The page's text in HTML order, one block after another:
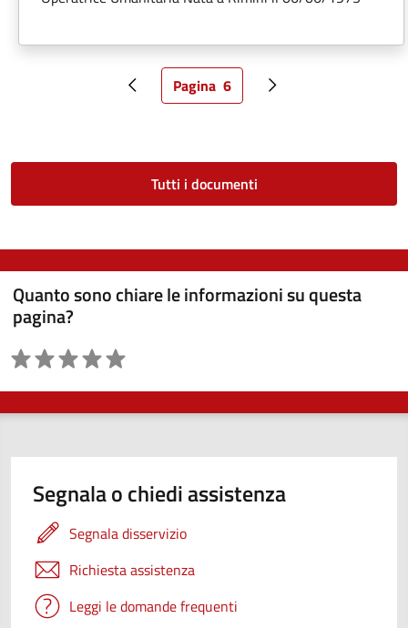
Pagina precedente
Pagina attuale
Pagina 6 Pagina successiva
Tutti i documenti
Quanto sono chiare le informazioni su questa
pagina?
Valutazione
Segnala o chiedi assistenza
Segnala disservizio
Richiesta assistenza
Leggi le domande frequenti